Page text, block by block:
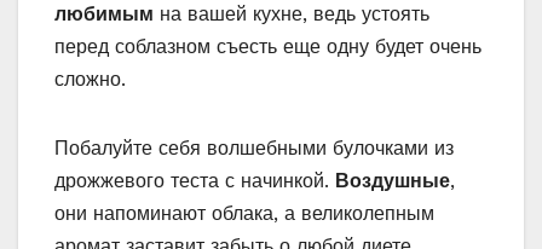
любимым на вашей кухне, ведь устоять
перед соблазном съесть еще одну будет очень
сложно.
Побалуйте себя волшебными булочками из
дрожжевого теста с начинкой. Воздушные,
они напоминают облака, а великолепным